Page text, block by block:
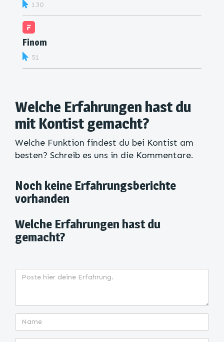
130
Finom
51
Welche Erfahrungen hast du
mit Kontist gemacht?
Welche Funktion findest du bei Kontist am
besten? Schreib es uns in die Kommentare.
Noch keine Erfahrungsberichte
vorhanden
Welche Erfahrungen hast du
gemacht?